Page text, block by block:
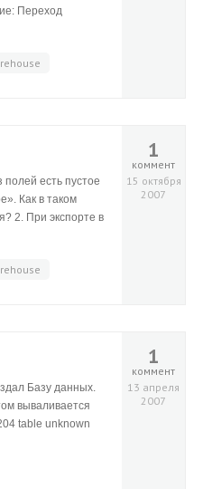
Переход
1
коммент
15 октября
2007
есть пустое
Как в таком
2. При экспорте в
1
коммент
13 апреля
2007
Базу данных.
вываливается
table unknown